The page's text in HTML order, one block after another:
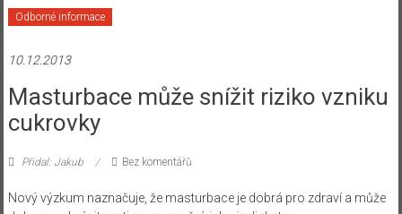
Odborné informace
10.12.2013
Masturbace může snížit riziko vzniku
cukrovky
Přidal: Jakub Bez komentářů
Nový výzkum naznačuje, že masturbace je dobrá pro zdraví a může